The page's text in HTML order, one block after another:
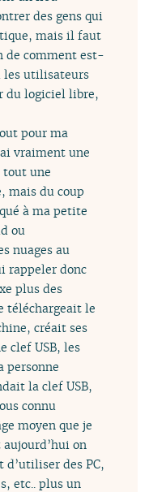
des gens qui
mais il faut
de comment est-
les utilisateurs
du logiciel libre,
pour ma
vraiment une
tout une
mais du coup
à ma petite
ou
nuages au
rappeler donc
plus des
téléchargeait le
créait ses
clef USB, les
personne
la clef USB,
connu
moyen que je
on
d’utiliser des PC,
etc.. plus un